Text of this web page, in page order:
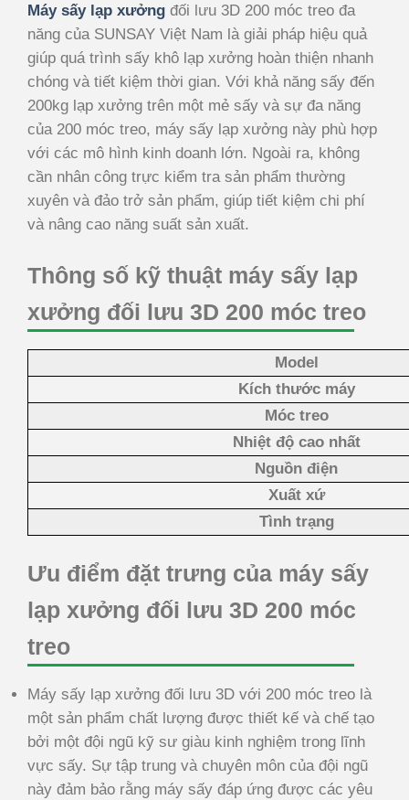
Máy sấy lạp xưởng đối lưu 3D 200 móc treo đa
năng của SUNSAY Việt Nam là giải pháp hiệu quả
giúp quá trình sấy khô lạp xưởng hoàn thiện nhanh
chóng và tiết kiệm thời gian. Với khả năng sấy đến
200kg lạp xưởng trên một mẻ sấy và sự đa năng
của 200 móc treo, máy sấy lạp xưởng này phù hợp
với các mô hình kinh doanh lớn. Ngoài ra, không
cần nhân công trực kiểm tra sản phẩm thường
xuyên và đảo trở sản phẩm, giúp tiết kiệm chi phí
và nâng cao năng suất sản xuất.
Thông số kỹ thuật máy sấy lạp
xưởng đối lưu 3D 200 móc treo
Model
Kích thước máy
Móc treo
Nhiệt độ cao nhất
Nguồn điện
Xuất xứ
Tình trạng
Ưu điểm đặt trưng của máy sấy
lạp xưởng đối lưu 3D 200 móc
treo
Máy sấy lạp xưởng đối lưu 3D với 200 móc treo là
một sản phẩm chất lượng được thiết kế và chế tạo
bởi một đội ngũ kỹ sư giàu kinh nghiệm trong lĩnh
vực sấy. Sự tập trung và chuyên môn của đội ngũ
này đảm bảo rằng máy sấy đáp ứng được các yêu